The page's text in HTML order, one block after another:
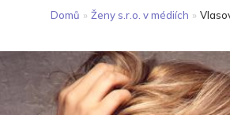
Domů » Ženy s.r.o. v médiích »